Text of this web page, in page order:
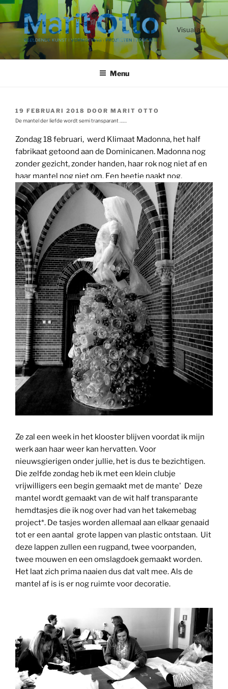
Ga
naar
de
Visual art
Menu
GEPLAATST
OP
19 FEBRUARI 2018 DOOR MARIT OTTO
De mantel der liefde wordt semi transparant ……
Zondag 18 februari, werd Klimaat Madonna, het half
fabrikaat getoond aan de Dominicanen. Madonna nog
zonder gezicht, zonder handen, haar rok nog niet af en
haar mantel nog niet om. Een beetje naakt nog.
Ze zal een week in het klooster blijven voordat ik mijn
werk aan haar weer kan hervatten. Voor
nieuwsgierigen onder jullie, het is dus te bezichtigen.
Die zelfde zondag heb ik met een klein clubje
vrijwilligers een begin gemaakt met de mantel. Deze
mantel wordt gemaakt van de wit half transparante
hemdtasjes die ik nog over had van het takemebag
project*. De tasjes worden allemaal aan elkaar genaaid
tot er een aantal grote lappen van plastic ontstaan. Uit
deze lappen zullen een rugpand, twee voorpanden,
twee mouwen en een omslagdoek gemaakt worden.
Het laat zich prima naaien dus dat valt mee. Als de
mantel af is is er nog ruimte voor decoratie.